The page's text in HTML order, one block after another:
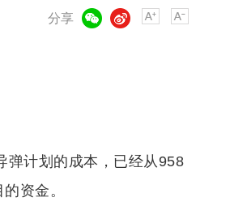
分享
微博
弹计划的成本，已经从958
资金。